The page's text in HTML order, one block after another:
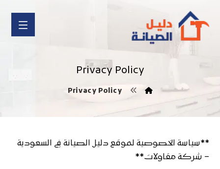
Privacy Policy
Privacy Policy
**سياسة الخصوصية لموقع دليل الصيانة في السعودية
– شركة مقاولات**